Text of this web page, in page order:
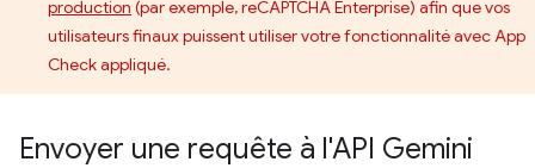
production (par exemple, reCAPTCHA Enterprise) afin que vos
utilisateurs finaux puissent utiliser votre fonctionnalité avec App
Check appliqué.
Envoyer une requête à l'API Gemini